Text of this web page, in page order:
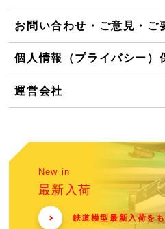
お問い合わせ・ご意見・ご
個人情報（プライバシー）
運営会社
New in
最新入荷
鉄道模型最新入荷を